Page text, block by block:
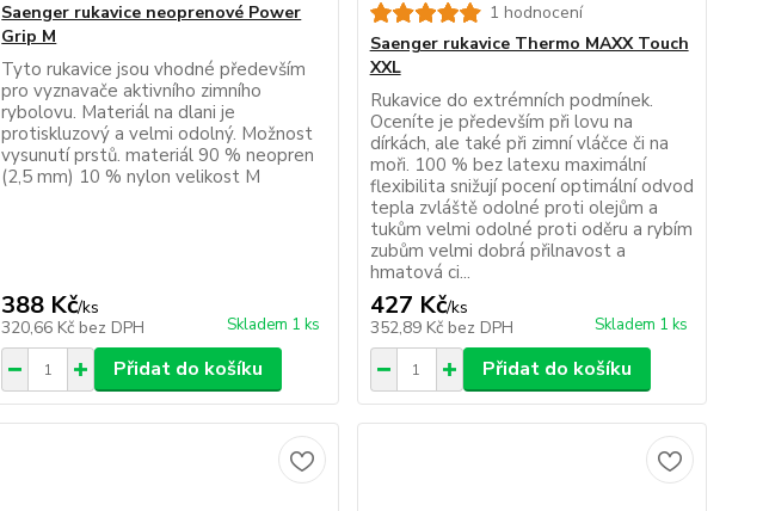
Saenger rukavice neoprenové Power
Grip M
Tyto rukavice jsou vhodné především
pro vyznavače aktivního zimního
rybolovu. Materiál na dlani je
protiskluzový a velmi odolný. Možnost
vysunutí prstů. materiál 90 % neopren
(2,5 mm) 10 % nylon velikost M
388 Kč/ks
320,66 Kč bez DPH Skladem 1 ks
Přidat do košíku
1 hodnocení
Saenger rukavice Thermo MAXX Touch
XXL
Rukavice do extrémních podmínek.
Oceníte je především při lovu na
dírkách, ale také při zimní vláčce či na
moři. 100 % bez latexu maximální
flexibilita snižují pocení optimální odvod
tepla zvláště odolné proti olejům a
tukům velmi odolné proti oděru a rybím
zubům velmi dobrá přilnavost a
hmatová ci...
427 Kč/ks
352,89 Kč bez DPH Skladem 1 ks
Přidat do košíku